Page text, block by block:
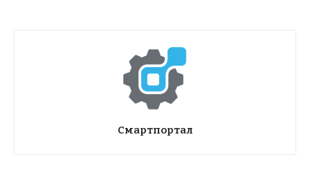
Смартпортал